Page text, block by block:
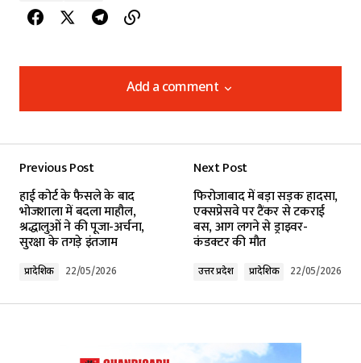
Add a comment
Add a comment
Required fields are marked*
Comment*
Previous Post
हाई कोर्ट के फैसले के बाद
भोजशाला में बदला माहौल,
श्रद्धालुओं ने की पूजा-अर्चना,
सुरक्षा के तगड़े इंतजाम
प्रादेशिक 22/05/2026
Next Post
फिरोजाबाद में बड़ा सड़क हादसा,
एक्सप्रेसवे पर टैंकर से टकराई
बस, आग लगने से ड्राइवर-
कंडक्टर की मौत
उत्तर प्रदेश प्रादेशिक 22/05/2026